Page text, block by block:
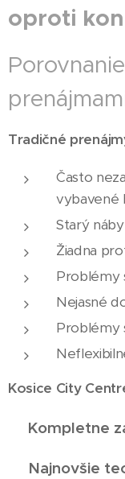
oproti
Tradičné
Často
vybavené
Starý
Žiadna
Problémy
Nejasné
Problémy
Kosice City
Kompletne
Najnovšie